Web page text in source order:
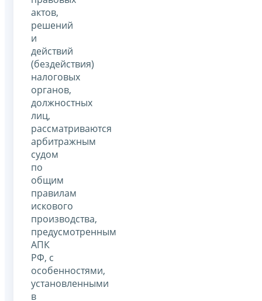
актов,
решений
и
действий
(бездействия)
налоговых
органов,
должностных
лиц,
рассматриваются
арбитражным
судом
по
общим
правилам
искового
производства,
предусмотренным
АПК
РФ, с
особенностями,
установленными
в